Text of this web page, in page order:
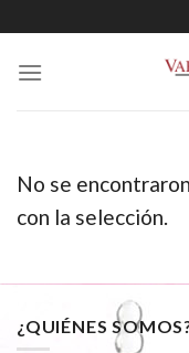
to
content
No se
con la selección.
¿QUIÉNES